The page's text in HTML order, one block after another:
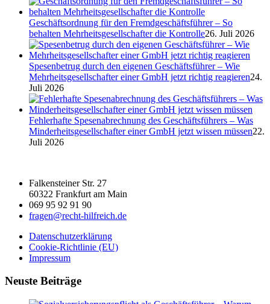
Geschäftsordnung für den Fremdgeschäftsführer – So
behalten Mehrheitsgesellschafter die Kontrolle26. Juli 2026
Spesenbetrug durch den eigenen Geschäftsführer – Wie
Mehrheitsgesellschafter einer GmbH jetzt richtig reagieren24.
Juli 2026
Fehlerhafte Spesenabrechnung des Geschäftsführers – Was
Minderheitsgesellschafter einer GmbH jetzt wissen müssen22.
Juli 2026
Falkensteiner Str. 27
60322 Frankfurt am Main
069 95 92 91 90
fragen@recht-hilfreich.de
Datenschutzerklärung
Cookie-Richtlinie (EU)
Impressum
Neuste Beiträge